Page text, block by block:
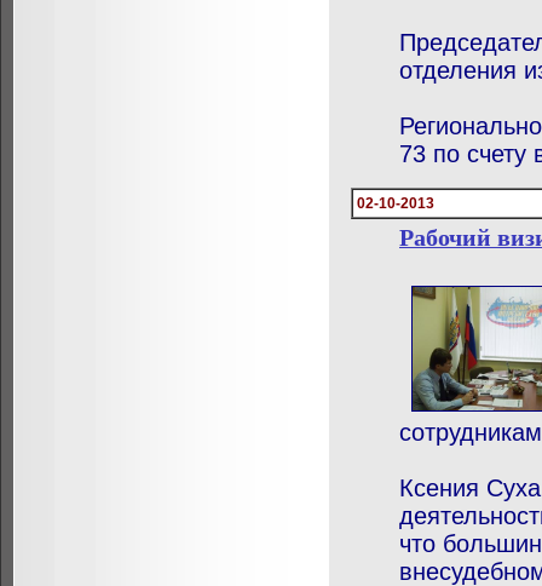
отделения
73 по счету
02-10-2013
Рабочий
Ксения
что